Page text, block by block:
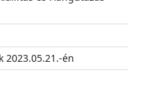
2023.05.21.-én